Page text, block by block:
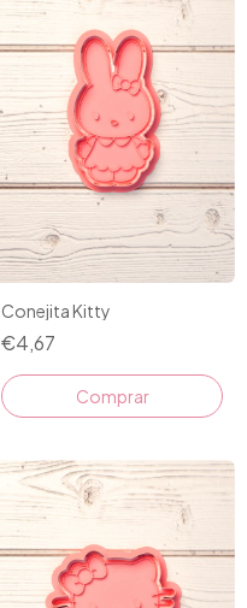
Conejita Kitty
€4,67
Comprar